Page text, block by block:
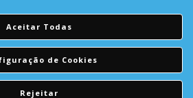
acima de 150€
aqui a sua reparação
Aceitar Todas
de Cookies
Rejeitar